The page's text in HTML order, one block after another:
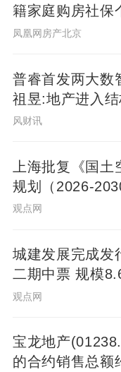
店的开店节奏
出了极高要求。
多销”的方式，
低。即使是山
数据显示，山
会员续费率在
国市场的会员
平均水平。
籍家庭购房社保
下调为一年
凤凰网房产北京
普睿首发两大数
祖昱:地产进入
风财讯
上海批复《国
规划（2026-
观点网
城建发展完成发
二期中票 规模
2.14%
观点网
宝龙地产
的合约销售总额